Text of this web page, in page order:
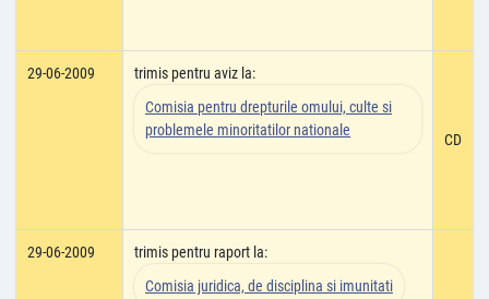
29-06-2009
trimis pentru aviz la:
Comisia pentru drepturile omului, culte si
problemele minoritatilor nationale
CD
29-06-2009
trimis pentru raport la:
Comisia juridica, de disciplina si imunitati